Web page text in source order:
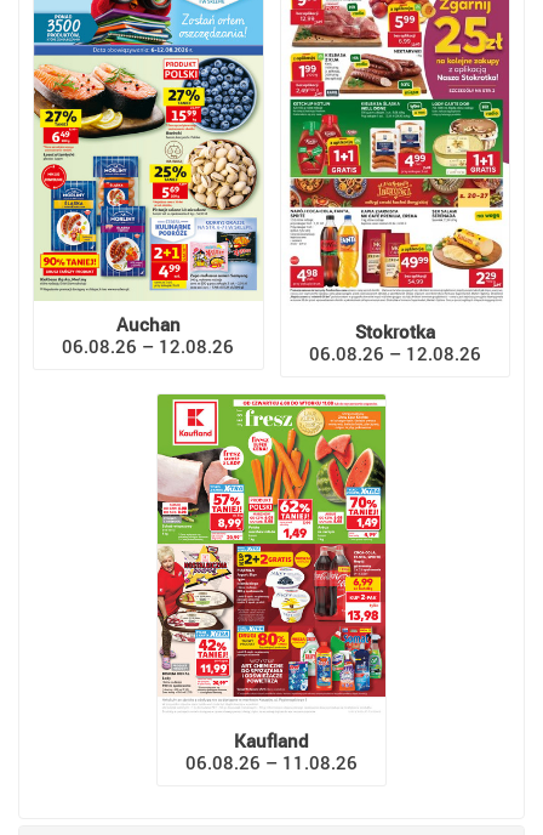
Auchan
06.08.26 – 12.08.26
Stokrotka
06.08.26 – 12.08.26
Kaufland
06.08.26 – 11.08.26